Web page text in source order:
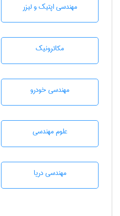
مهندسی اپتیک و لیزر
مکاترونیک
مهندسی خودرو
علوم مهندسی
مهندسی دریا